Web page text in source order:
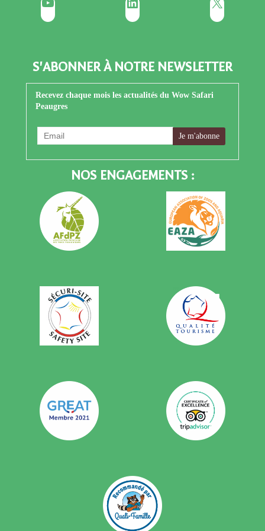
YouTube LinkedIn X
S'ABONNER À NOTRE NEWSLETTER
Recevez chaque mois les actualités du Wow Safari
Peaugres
NOS ENGAGEMENTS :